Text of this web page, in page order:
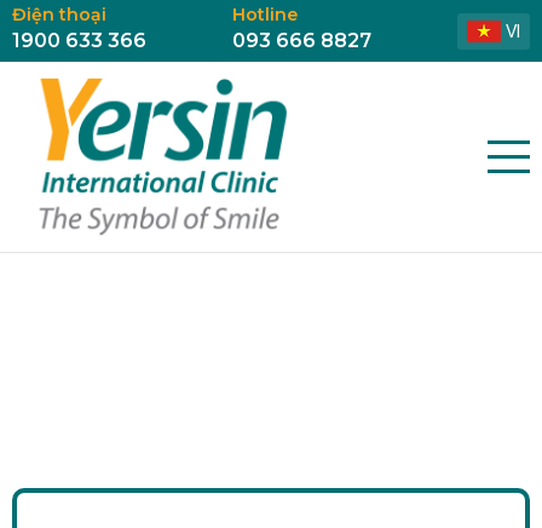
Điện thoại
1900 633 366
Hotline
093 666 8827 VI